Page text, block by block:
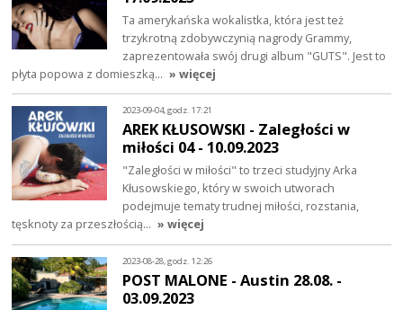
Ta amerykańska wokalistka, która jest też
trzykrotną zdobywczynią nagrody Grammy,
zaprezentowała swój drugi album "GUTS". Jest to
płyta popowa z domieszką… » więcej
2023-09-04, godz. 17:21
AREK KŁUSOWSKI - Zaległości w
miłości 04 - 10.09.2023
"Zaległości w miłości" to trzeci studyjny Arka
Kłusowskiego, który w swoich utworach
podejmuje tematy trudnej miłości, rozstania,
tęsknoty za przeszłością… » więcej
2023-08-28, godz. 12:26
POST MALONE - Austin 28.08. -
03.09.2023